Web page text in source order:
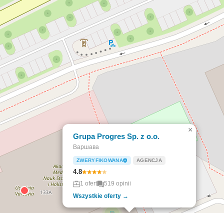
Grupa Progres Sp. z o.o.
Варшава
ZWERYFIKOWANA AGENCJA
4.8
1 ofert
519 opinii
Wszystkie oferty →
×